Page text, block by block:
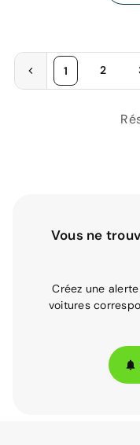
1 2
Vous ne
Créez une
voitures